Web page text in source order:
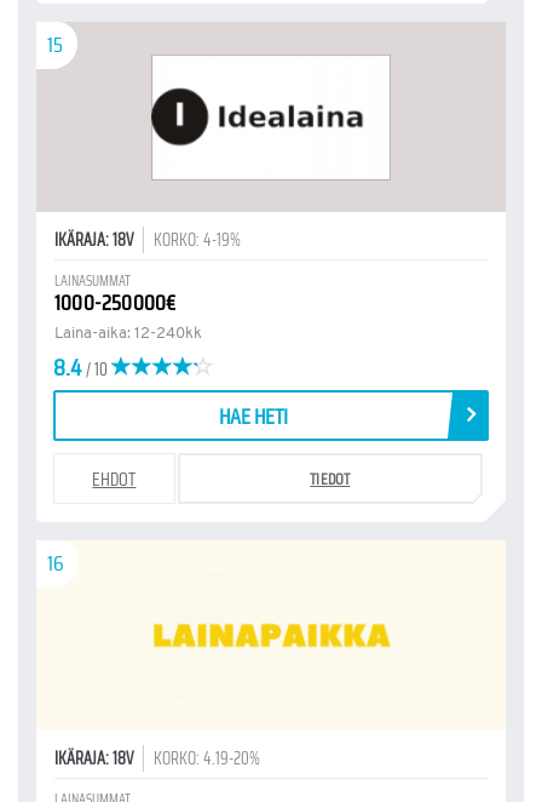
15
IKÄRAJA: 18V KORKO: 4-19%
LAINASUMMAT
1000-250000€
Laina-aika: 12-240kk
8.4/ 10
HAE HETI
EHDOT TIEDOT
16
IKÄRAJA: 18V KORKO: 4.19-20%